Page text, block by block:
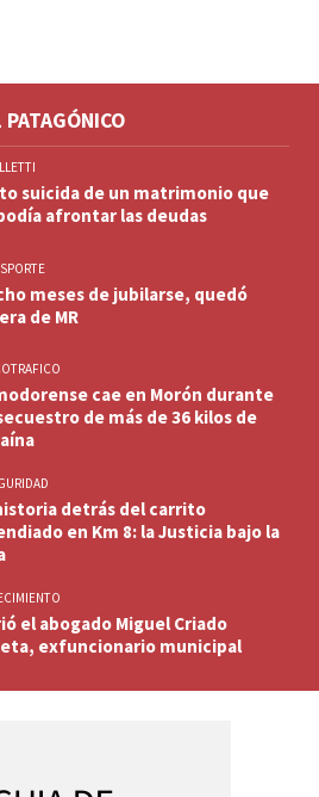
suicida de un matrimonio que
afrontar las deudas
meses de jubilarse, quedó
de MR
cae en Morón durante
de más de 36 kilos de
detrás del carrito
en Km 8: la Justicia bajo la
el abogado Miguel Criado
exfuncionario municipal